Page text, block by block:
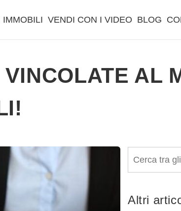
IMMOBILI VENDI CON I VIDEO BLOG
AL
Altri